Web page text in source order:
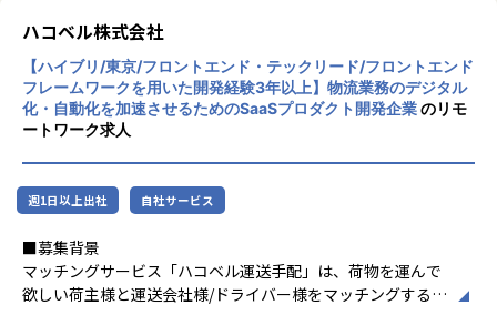
当社業務全般
の両面から牽引していただきます。
【業務の変更の範囲】
会社の定める業務
程プロジェクトの増加といった世の中で技術
者集団として価値提供を行うために、エンジ
ニアが生涯活躍できる環境を考え事業運営を
行っています。
ハコベル株式会社
【ハイブリ/東京/フロントエンド・テックリード/フロントエンド
フレームワークを用いた開発経験3年以上】物流業務のデジタル
化・自動化を加速させるためのSaaSプロダクト開発企業のリモ
ートワーク求人
週1日以上出社 自社サービス
■募集背景
マッチングサービス「ハコベル運送手配」は、荷物を運んで
欲しい荷主様と運送会社様/ドライバー様をマッチングするサ